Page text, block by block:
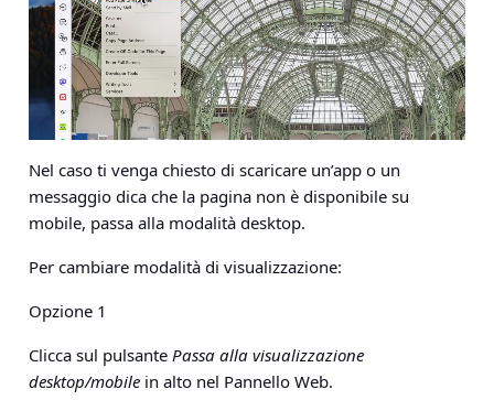
Nel caso ti venga chiesto di scaricare un’app o un
messaggio dica che la pagina non è disponibile su
mobile, passa alla modalità desktop.
Per cambiare modalità di visualizzazione:
Opzione 1
Clicca sul pulsante Passa alla visualizzazione
desktop/mobile in alto nel Pannello Web.